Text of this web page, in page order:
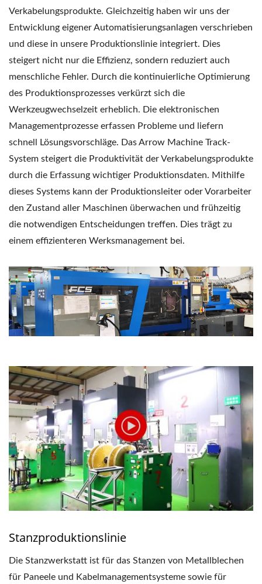
Verkabelungsprodukte. Gleichzeitig haben wir uns der
Entwicklung eigener Automatisierungsanlagen verschrieben
und diese in unsere Produktionslinie integriert. Dies
steigert nicht nur die Effizienz, sondern reduziert auch
menschliche Fehler. Durch die kontinuierliche Optimierung
des Produktionsprozesses verkürzt sich die
Werkzeugwechselzeit erheblich. Die elektronischen
Managementprozesse erfassen Probleme und liefern
schnell Lösungsvorschläge. Das Arrow Machine Track-
System steigert die Produktivität der Verkabelungsprodukte
durch die Erfassung wichtiger Produktionsdaten. Mithilfe
dieses Systems kann der Produktionsleiter oder Vorarbeiter
den Zustand aller Maschinen überwachen und frühzeitig
die notwendigen Entscheidungen treffen. Dies trägt zu
einem effizienteren Werksmanagement bei.
Stanzproduktionslinie
Die Stanzwerkstatt ist für das Stanzen von Metallblechen
für Paneele und Kabelmanagementsysteme sowie für